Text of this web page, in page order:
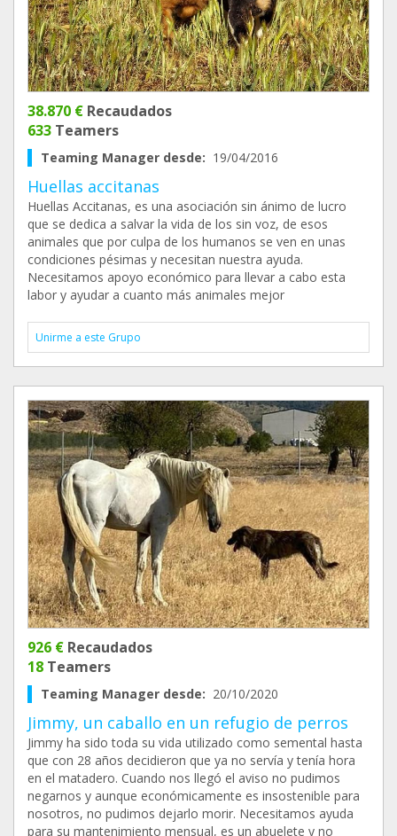
38.870 € Recaudados
633 Teamers
Teaming Manager desde: 19/04/2016
Huellas accitanas
Huellas Accitanas, es una asociación sin ánimo de lucro
que se dedica a salvar la vida de los sin voz, de esos
animales que por culpa de los humanos se ven en unas
condiciones pésimas y necesitan nuestra ayuda.
Necesitamos apoyo económico para llevar a cabo esta
labor y ayudar a cuanto más animales mejor
Unirme a este Grupo
926 € Recaudados
18 Teamers
Teaming Manager desde: 20/10/2020
Jimmy, un caballo en un refugio de perros
Jimmy ha sido toda su vida utilizado como semental hasta
que con 28 años decidieron que ya no servía y tenía hora
en el matadero. Cuando nos llegó el aviso no pudimos
negarnos y aunque económicamente es insostenible para
nosotros, no pudimos dejarlo morir. Necesitamos ayuda
para su mantenimiento mensual, es un abuelete y no